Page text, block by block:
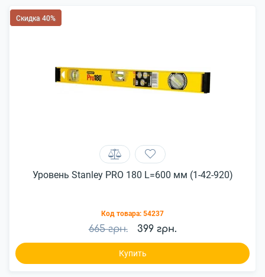
Скидка 40%
Уровень Stanley PRO 180 L=600 мм (1-42-920)
Код товара: 54237
665 грн. 399 грн.
Купить